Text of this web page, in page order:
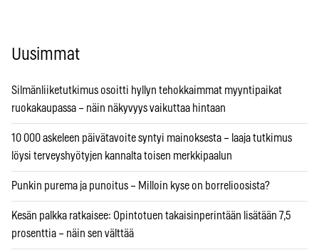
Uusimmat
Silmänliiketutkimus osoitti hyllyn tehokkaimmat myyntipaikat
ruokakaupassa – näin näkyvyys vaikuttaa hintaan
10 000 askeleen päivätavoite syntyi mainoksesta – laaja tutkimus
löysi terveyshyötyjen kannalta toisen merkkipaalun
Punkin purema ja punoitus – Milloin kyse on borrelioosista?
Kesän palkka ratkaisee: Opintotuen takaisinperintään lisätään 7,5
prosenttia – näin sen välttää